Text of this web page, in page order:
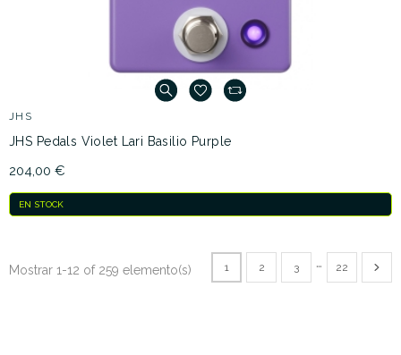
JHS
JHS Pedals Violet Lari Basilio Purple
204,00 €
EN STOCK
Mostrar 1-12 of 259 elemento(s) 1 2 3 … 22